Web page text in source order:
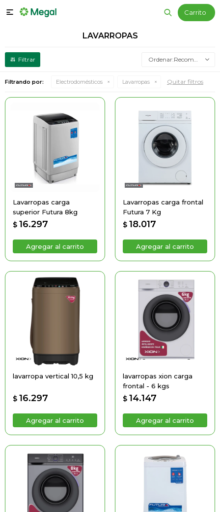

LAVARROPAS
Recomendados
Filtrando por: Electrodomésticos Lavarropas Quitar filtros
Lavarropas carga
superior Futura 8kg
$ 16.297
Lavarropas carga frontal
Futura 7 Kg
$ 18.017
lavarropa vertical 10,5 kg
$ 16.297
lavarropas xion carga
frontal - 6 kgs
$ 14.147